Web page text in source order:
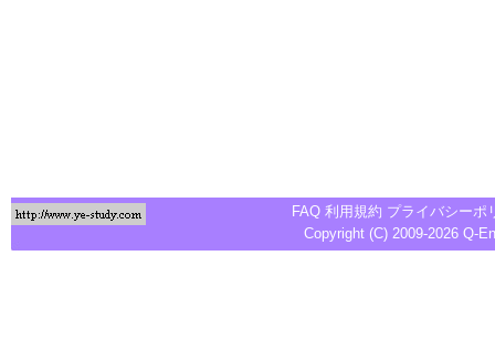
FAQ 利用規約 プライバシーポ
Copyright (C) 2009-2026 Q-